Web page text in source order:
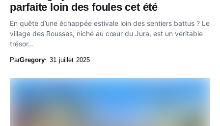
parfaite loin des foules cet été
En quête d’une échappée estivale loin des sentiers battus ? Le
village des Rousses, niché au cœur du Jura, est un véritable
trésor...
ParGregory 31 juillet 2025